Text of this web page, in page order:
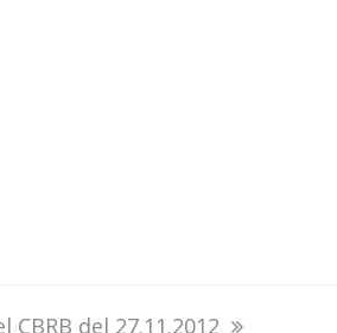
del 27.11.2012